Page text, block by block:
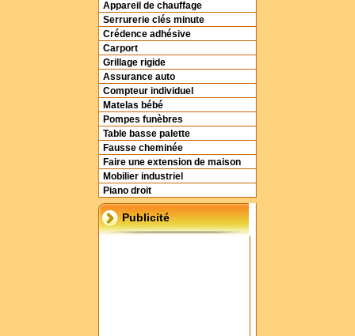
Appareil de chauffage
Serrurerie clés minute
Crédence adhésive
Carport
Grillage rigide
Assurance auto
Compteur individuel
Matelas bébé
Pompes funèbres
Table basse palette
Fausse cheminée
Faire une extension de maison
Mobilier industriel
Piano droit
Publicité